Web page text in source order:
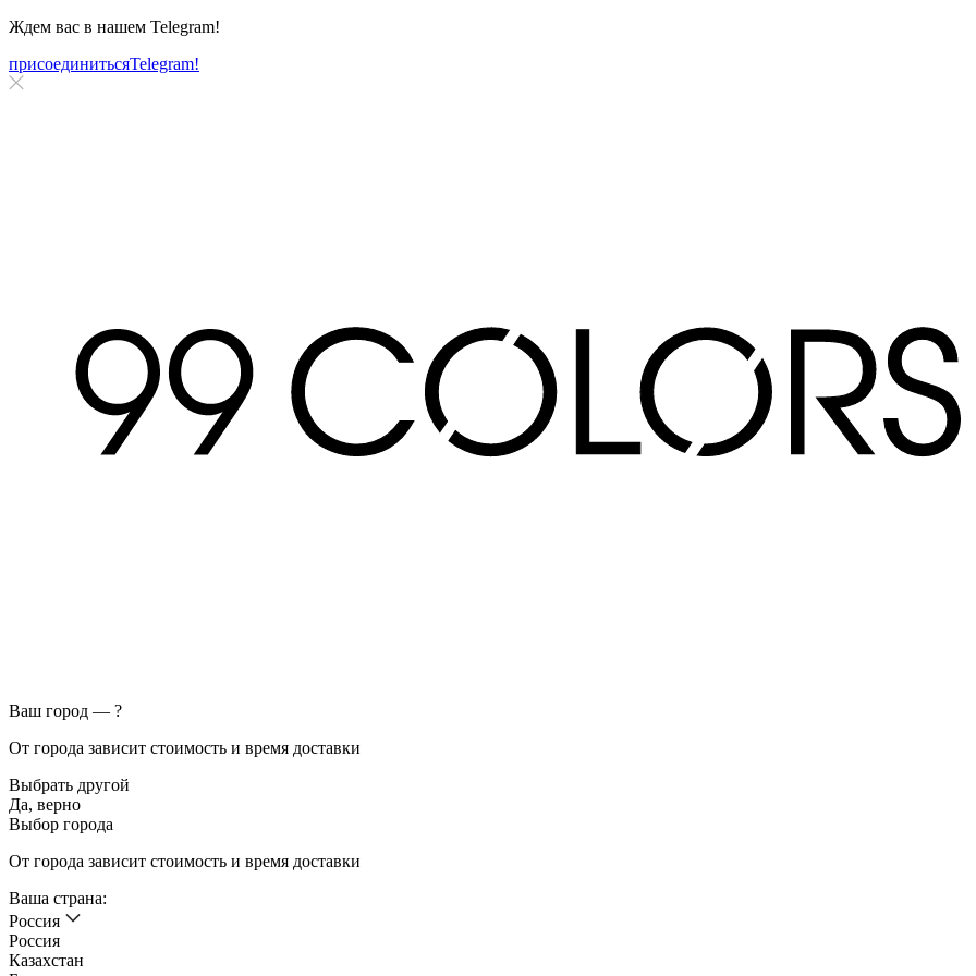
Ждем вас в нашем Telegram!
присоединитьсяTelegram!
Ваш город — ?
От города зависит стоимость и время доставки
Выбрать другой
Да, верно
Выбор города
От города зависит стоимость и время доставки
Ваша страна:
Россия
Россия
Казахстан